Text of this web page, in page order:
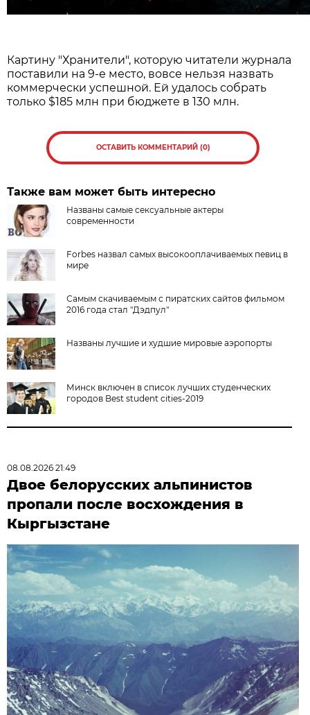
Картину "Хранители", которую читатели журнала
поставили на 9-е место, вовсе нельзя назвать
коммерчески успешной. Ей удалось собрать
только $185 млн при бюджете в 130 млн.
ОСТАВИТЬ КОММЕНТАРИЙ (0)
Также вам может быть интересно
Названы самые сексуальные актеры
современности
Forbes назвал самых высокооплачиваемых певиц в
мире
Самым скачиваемым с пиратских сайтов фильмом
2016 года стал "Дэдпул"
Названы лучшие и худшие мировые аэропорты
Минск включен в список лучших студенческих
городов Best student cities-2019
08.08.2026 21:49
Двое белорусских альпинистов
пропали после восхождения в
Кыргызстане